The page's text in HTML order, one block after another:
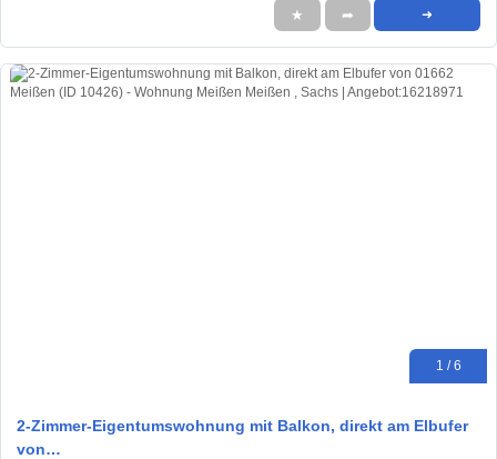
★ ➦ ➜
1 / 6
2-Zimmer-Eigentumswohnung mit Balkon, direkt am Elbufer
von…